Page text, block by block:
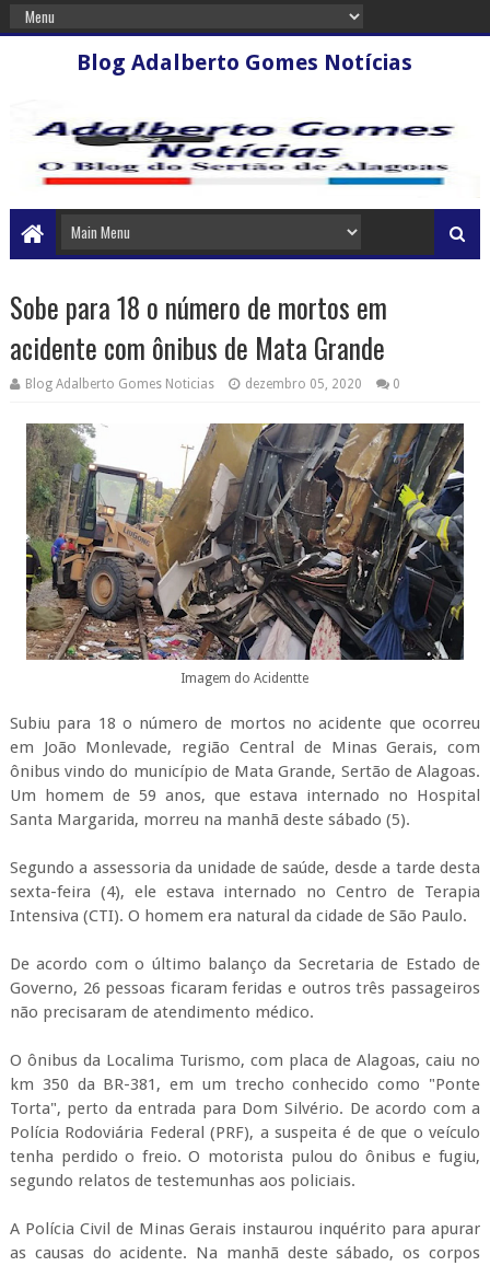
Blog Adalberto Gomes Notícias
Sobe para 18 o número de mortos em
acidente com ônibus de Mata Grande
Blog Adalberto Gomes Noticias dezembro 05, 2020 0
Imagem do Acidentte
Subiu para 18 o número de mortos no acidente que ocorreu
em João Monlevade, região Central de Minas Gerais, com
ônibus vindo do município de Mata Grande, Sertão de Alagoas.
Um homem de 59 anos, que estava internado no Hospital
Santa Margarida, morreu na manhã deste sábado (5).
Segundo a assessoria da unidade de saúde, desde a tarde desta
sexta-feira (4), ele estava internado no Centro de Terapia
Intensiva (CTI). O homem era natural da cidade de São Paulo.
De acordo com o último balanço da Secretaria de Estado de
Governo, 26 pessoas ficaram feridas e outros três passageiros
não precisaram de atendimento médico.
O ônibus da Localima Turismo, com placa de Alagoas, caiu no
km 350 da BR-381, em um trecho conhecido como "Ponte
Torta", perto da entrada para Dom Silvério. De acordo com a
Polícia Rodoviária Federal (PRF), a suspeita é de que o veículo
tenha perdido o freio. O motorista pulou do ônibus e fugiu,
segundo relatos de testemunhas aos policiais.
A Polícia Civil de Minas Gerais instaurou inquérito para apurar
as causas do acidente. Na manhã deste sábado, os corpos